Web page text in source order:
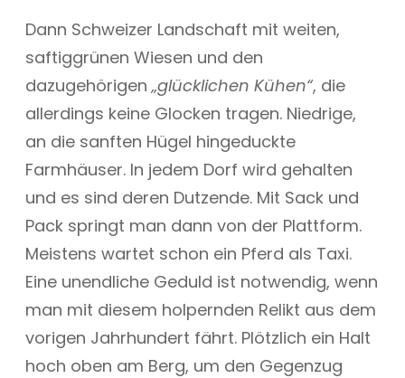
Dann Schweizer Landschaft mit weiten,
saftiggrünen Wiesen und den
dazugehörigen„glücklichen Kühen“, die
allerdings keine Glocken tragen. Niedrige,
an die sanften Hügel hingeduckte
Farmhäuser. In jedem Dorf wird gehalten
und es sind deren Dutzende. Mit Sack und
Pack springt man dann von der Plattform.
Meistens wartet schon ein Pferd als Taxi.
Eine unendliche Geduld ist notwendig, wenn
man mit diesem holpernden Relikt aus dem
vorigen Jahrhundert fährt. Plötzlich ein Halt
hoch oben am Berg, um den Gegenzug